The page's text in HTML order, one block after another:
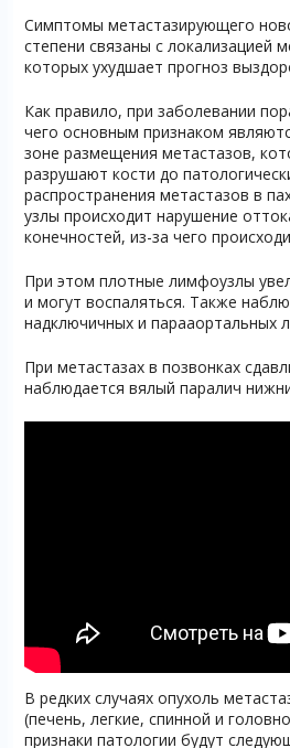
Симптомы метастазирующего
степени связаны с локализацией
которых ухудшает прогноз
Как правило, при заболевании
чего основным признаком
зоне размещения метастазов,
разрушают кости до
распространения метастазов в
узлы происходит нарушение
конечностей, из-за чего
При этом плотные лимфоузлы
и могут воспаляться. Также
надключичных и парааортальных
При метастазах в позвонках
наблюдается вялый паралич
В редких случаях опухоль
(печень, легкие, спинной и
признаки патологии будут